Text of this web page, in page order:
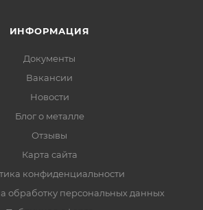
ИНФОРМАЦИЯ
Документы
Вакансии
Новости
Блог о металле
Отзывы
Карта сайта
конфиденциальности
обработку персональных данных